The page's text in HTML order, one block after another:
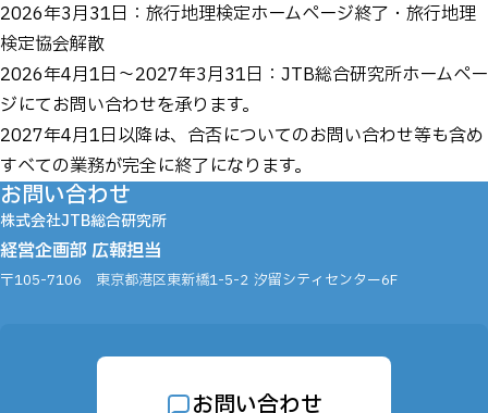
2026年3月31日：旅行地理検定ホームページ終了・旅行地理
検定協会解散
2026年4月1日～2027年3月31日：JTB総合研究所ホームペー
ジにてお問い合わせを承ります。
2027年4月1日以降は、合否についてのお問い合わせ等も含め
すべての業務が完全に終了になります。
お問い合わせ
株式会社JTB総合研究所
経営企画部 広報担当
〒105-7106 東京都港区東新橋1-5-2 汐留シティセンター6F
お問い合わせ